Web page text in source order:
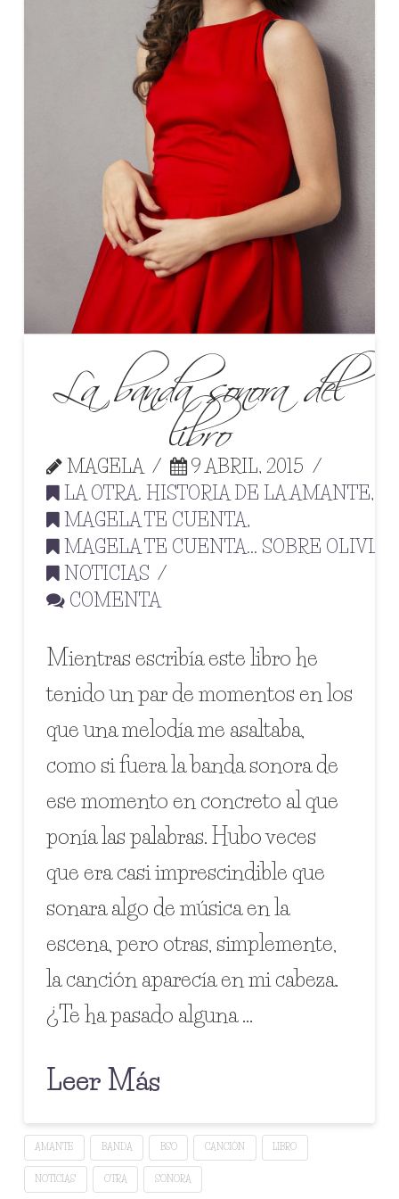
La banda sonora del
libro
MAGELA
9 ABRIL, 2015
LA OTRA. HISTORIA DE LA AMANTE,
MAGELA TE CUENTA,
MAGELA TE CUENTA... SOBRE OLIVIA
NOTICIAS
COMENTA
Mientras escribía este libro he
tenido un par de momentos en los
que una melodía me asaltaba,
como si fuera la banda sonora de
ese momento en concreto al que
ponía las palabras. Hubo veces
que era casi imprescindible que
sonara algo de música en la
escena, pero otras, simplemente,
la canción aparecía en mi cabeza.
¿Te ha pasado alguna …
Leer Más
AMANTE BANDA BSO CANCIÓN LIBRO
NOTICIAS OTRA SONORA